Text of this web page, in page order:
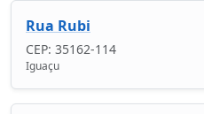
Rua Rubi
CEP: 35162-114
Iguaçu